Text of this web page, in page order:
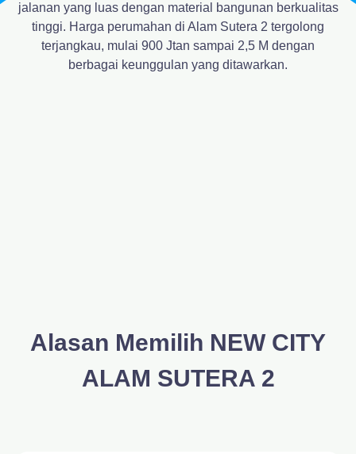
jalanan yang luas dengan material bangunan berkualitas
tinggi. Harga perumahan di Alam Sutera 2 tergolong
terjangkau, mulai 900 Jtan sampai 2,5 M dengan
berbagai keunggulan yang ditawarkan.
Alasan Memilih NEW CITY
ALAM SUTERA 2